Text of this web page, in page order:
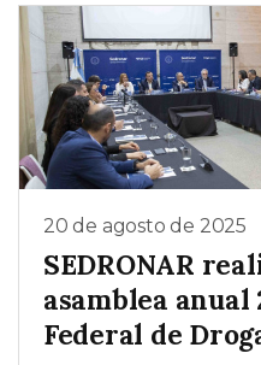
20 de agosto de 2025
SEDRONAR
asamblea anual
Federal de